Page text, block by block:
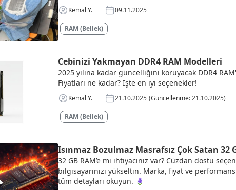
Kemal Y. 09.11.2025
RAM (Bellek)
Cebinizi Yakmayan DDR4 RAM Modelleri
2025 yılına kadar güncelliğini koruyacak DDR4
Fiyatları ne kadar? İşte en iyi seçenekler!
Kemal Y. 21.10.2025 (Güncellenme: 21.10.2025)
RAM (Bellek)
Isınmaz Bozulmaz Masrafsız Çok Satan 32
32 GB RAM’e mi ihtiyacınız var? Cüzdan dostu
bilgisayarınızı yükseltin. Marka, fiyat ve performans
tüm detayları okuyun. 🪻